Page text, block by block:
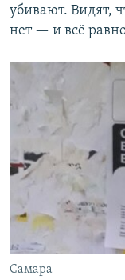
убивают. Видят,
нет — и всё
Самара